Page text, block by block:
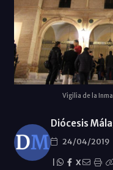
Vigilia de la
Diócesis
24/04/2019
X